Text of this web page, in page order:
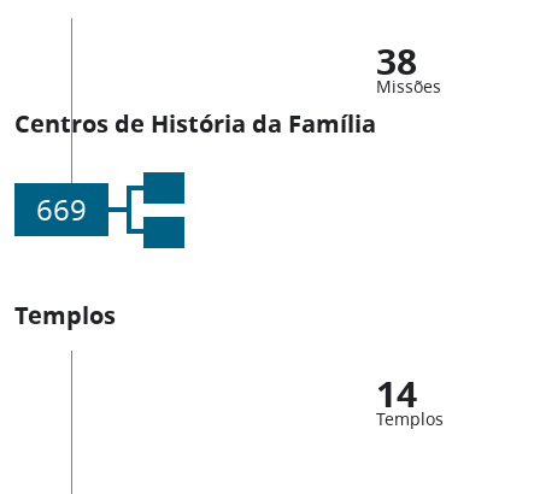
38
Missões
Centros de História da Família
669
Templos
14
Templos